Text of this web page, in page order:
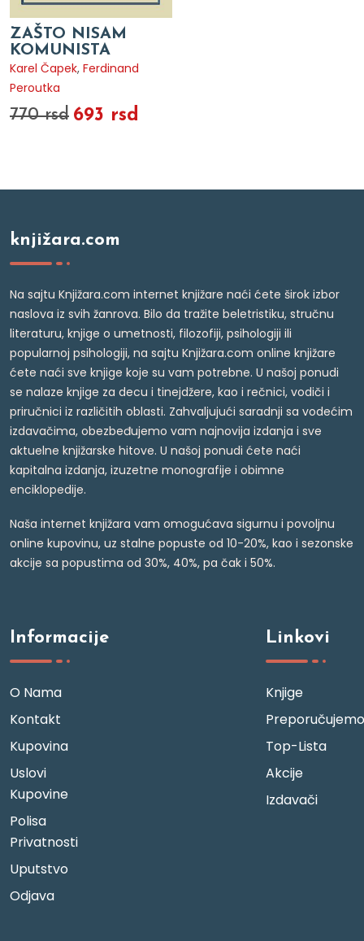
ZAŠTO NISAM
KOMUNISTA
Karel Čapek, Ferdinand
Peroutka
770 rsd 693 rsd
knjižara.com
Na sajtu Knjižara.com internet knjižare naći ćete širok izbor
naslova iz svih žanrova. Bilo da tražite beletristiku, stručnu
literaturu, knjige o umetnosti, filozofiji, psihologiji ili
popularnoj psihologiji, na sajtu Knjižara.com online knjižare
ćete naći sve knjige koje su vam potrebne. U našoj ponudi
se nalaze knjige za decu i tinejdžere, kao i rečnici, vodiči i
priručnici iz različitih oblasti. Zahvaljujući saradnji sa vodećim
izdavačima, obezbeđujemo vam najnovija izdanja i sve
aktuelne knjižarske hitove. U našoj ponudi ćete naći
kapitalna izdanja, izuzetne monografije i obimne
enciklopedije.
Naša internet knjižara vam omogućava sigurnu i povoljnu
online kupovinu, uz stalne popuste od 10-20%, kao i sezonske
akcije sa popustima od 30%, 40%, pa čak i 50%.
Informacije
O Nama
Kontakt
Kupovina
Uslovi
Kupovine
Polisa
Privatnosti
Uputstvo
Odjava
Linkovi
Knjige
Preporučujemo
Top-Lista
Akcije
Izdavači